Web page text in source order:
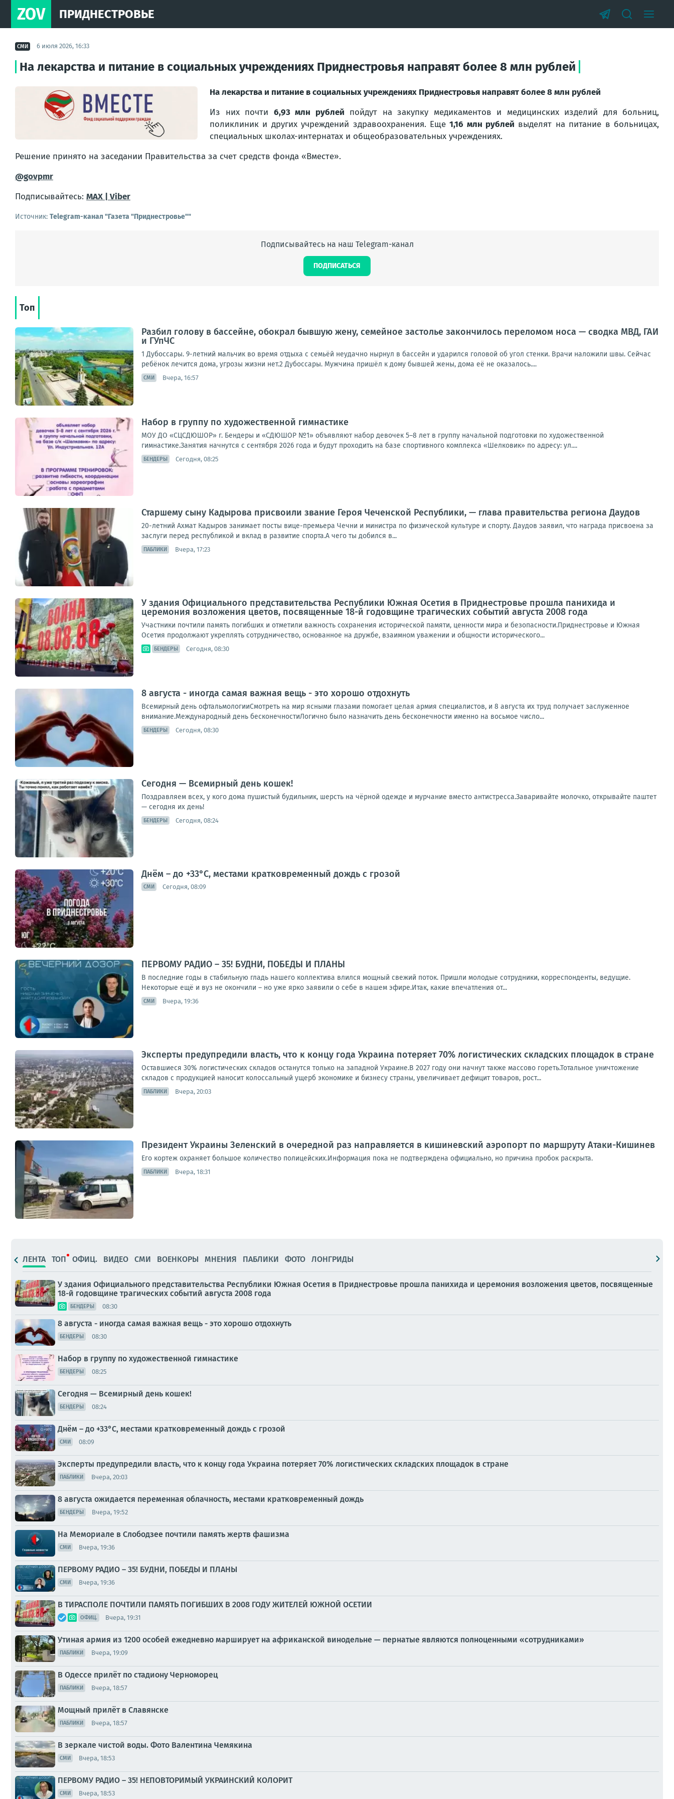
ZOV ПРИДНЕСТРОВЬЕ
СМИ 6 июля 2026, 16:33
На лекарства и питание в социальных учреждениях Приднестровья направят более 8 млн рублей
На лекарства и питание в социальных учреждениях Приднестровья направят более 8 млн рублей
Из них почти 6,93 млн рублей пойдут на закупку медикаментов и медицинских изделий для больниц,
поликлиник и других учреждений здравоохранения. Еще1,16 млн рублей выделят на питание в больницах,
специальных школах-интернатах и общеобразовательных учреждениях.
Решение принято на заседании Правительства за счет средств фонда «Вместе».
@govpmr
Подписывайтесь: MAX | Viber
Источник: Telegram-канал "Газета "Приднестровье""
Подписывайтесь на наш Telegram-канал
ПОДПИСАТЬСЯ
Топ
Разбил голову в бассейне, обокрал бывшую жену, семейное застолье закончилось переломом носа — сводка МВД, ГАИ
и ГУпЧС
1 Дубоссары. 9-летний мальчик во время отдыха с семьёй неудачно нырнул в бассейн и ударился головой об угол стенки. Врачи наложили швы. Сейчас
ребёнок лечится дома, угрозы жизни нет.2 Дубоссары. Мужчина пришёл к дому бывшей жены, дома её не оказалось....
СМИ Вчера, 16:57
Набор в группу по художественной гимнастике
МОУ ДО «СЦСДЮШОР» г. Бендеры и «СДЮШОР №1» объявляют набор девочек 5–8 лет в группу начальной подготовки по художественной
гимнастике.Занятия начнутся с сентября 2026 года и будут проходить на базе спортивного комплекса «Шелковик» по адресу: ул....
БЕНДЕРЫ Сегодня, 08:25
Старшему сыну Кадырова присвоили звание Героя Чеченской Республики, — глава правительства региона Даудов
20-летний Ахмат Кадыров занимает посты вице-премьера Чечни и министра по физической культуре и спорту. Даудов заявил, что награда присвоена за
заслуги перед республикой и вклад в развитие спорта.А чего ты добился в...
ПАБЛИКИ Вчера, 17:23
У здания Официального представительства Республики Южная Осетия в Приднестровье прошла панихида и
церемония возложения цветов, посвященные 18-й годовщине трагических событий августа 2008 года
Участники почтили память погибших и отметили важность сохранения исторической памяти, ценности мира и безопасности.Приднестровье и Южная
Осетия продолжают укреплять сотрудничество, основанное на дружбе, взаимном уважении и общности исторического...
БЕНДЕРЫ Сегодня, 08:30
8 августа - иногда самая важная вещь - это хорошо отдохнуть
Всемирный день офтальмологииСмотреть на мир ясными глазами помогает целая армия специалистов, и 8 августа их труд получает заслуженное
внимание.Международный день бесконечностиЛогично было назначить день бесконечности именно на восьмое число...
БЕНДЕРЫ Сегодня, 08:30
Сегодня — Всемирный день кошек!
Поздравляем всех, у кого дома пушистый будильник, шерсть на чёрной одежде и мурчание вместо антистресса.Заваривайте молочко, открывайте паштет
— сегодня их день!
БЕНДЕРЫ Сегодня, 08:24
Днём – до +33°С, местами кратковременный дождь с грозой
СМИ Сегодня, 08:09
ПЕРВОМУ РАДИО – 35! БУДНИ, ПОБЕДЫ И ПЛАНЫ
В последние годы в стабильную гладь нашего коллектива влился мощный свежий поток. Пришли молодые сотрудники, корреспонденты, ведущие.
Некоторые ещё и вуз не окончили – но уже ярко заявили о себе в нашем эфире.Итак, какие впечатления от...
СМИ Вчера, 19:36
Эксперты предупредили власть, что к концу года Украина потеряет 70% логистических складских площадок в стране
Оставшиеся 30% логистических складов останутся только на западной Украине.В 2027 году они начнут также массово гореть.Тотальное уничтожение
складов с продукцией наносит колоссальный ущерб экономике и бизнесу страны, увеличивает дефицит товаров, рост...
ПАБЛИКИ Вчера, 20:03
Президент Украины Зеленский в очередной раз направляется в кишиневский аэропорт по маршруту Атаки-Кишинев
Его кортеж охраняет большое количество полицейских.Информация пока не подтверждена официально, но причина пробок раскрыта.
ПАБЛИКИ Вчера, 18:31
ЛЕНТА ТОП ОФИЦ. ВИДЕО СМИ ВОЕНКОРЫ МНЕНИЯ ПАБЛИКИ ФОТО ЛОНГРИДЫ
У здания Официального представительства Республики Южная Осетия в Приднестровье прошла панихида и церемония возложения цветов, посвященные
18-й годовщине трагических событий августа 2008 года
БЕНДЕРЫ 08:30
8 августа - иногда самая важная вещь - это хорошо отдохнуть
БЕНДЕРЫ 08:30
Набор в группу по художественной гимнастике
БЕНДЕРЫ 08:25
Сегодня — Всемирный день кошек!
БЕНДЕРЫ 08:24
Днём – до +33°С, местами кратковременный дождь с грозой
СМИ 08:09
Эксперты предупредили власть, что к концу года Украина потеряет 70% логистических складских площадок в стране
ПАБЛИКИ Вчера, 20:03
8 августа ожидается переменная облачность, местами кратковременный дождь
БЕНДЕРЫ Вчера, 19:52
На Мемориале в Слободзее почтили память жертв фашизма
СМИ Вчера, 19:36
ПЕРВОМУ РАДИО – 35! БУДНИ, ПОБЕДЫ И ПЛАНЫ
СМИ Вчера, 19:36
В ТИРАСПОЛЕ ПОЧТИЛИ ПАМЯТЬ ПОГИБШИХ В 2008 ГОДУ ЖИТЕЛЕЙ ЮЖНОЙ ОСЕТИИ
ОФИЦ. Вчера, 19:31
Утиная армия из 1200 особей ежедневно марширует на африканской винодельне — пернатые являются полноценными «сотрудниками»
ПАБЛИКИ Вчера, 19:09
В Одессе прилёт по стадиону Черноморец
ПАБЛИКИ Вчера, 18:57
Мощный прилёт в Славянске
ПАБЛИКИ Вчера, 18:57
В зеркале чистой воды. Фото Валентина Чемякина
СМИ Вчера, 18:53
ПЕРВОМУ РАДИО – 35! НЕПОВТОРИМЫЙ УКРАИНСКИЙ КОЛОРИТ
СМИ Вчера, 18:53